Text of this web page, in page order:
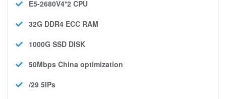
E5-2680V4*2 CPU
32G DDR4 ECC RAM
1000G SSD DISK
50Mbps China optimization
/29 5IPs